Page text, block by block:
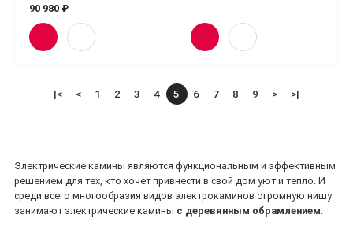
90 980 ₽
|< < 1 2 3 4 5 6 7 8 9 > >|
Электрические камины являются функциональным и эффективным
решением для тех, кто хочет привнести в свой дом уют и тепло. И
среди всего многообразия видов электрокаминов огромную нишу
занимают электрические камины с деревянным обрамлением.